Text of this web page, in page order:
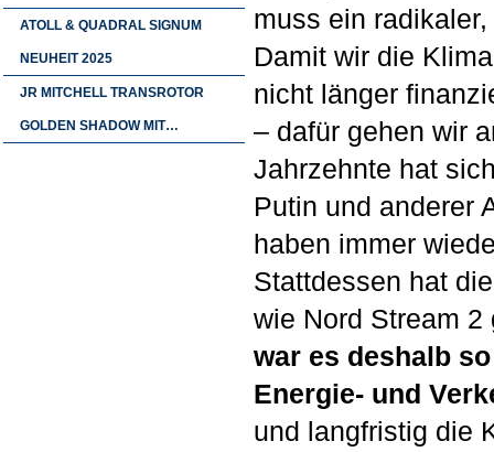
ATOLL & QUADRAL SIGNUM
NEUHEIT 2025
JR MITCHELL TRANSROTOR
GOLDEN SHADOW MIT…
muss ein
Damit wir die
nicht länger
– dafür gehen wir
Jahrzehnte hat
Putin und anderer
haben immer
Stattdessen hat
wie Nord Stream
war es deshalb
Energie- und
und langfristig die